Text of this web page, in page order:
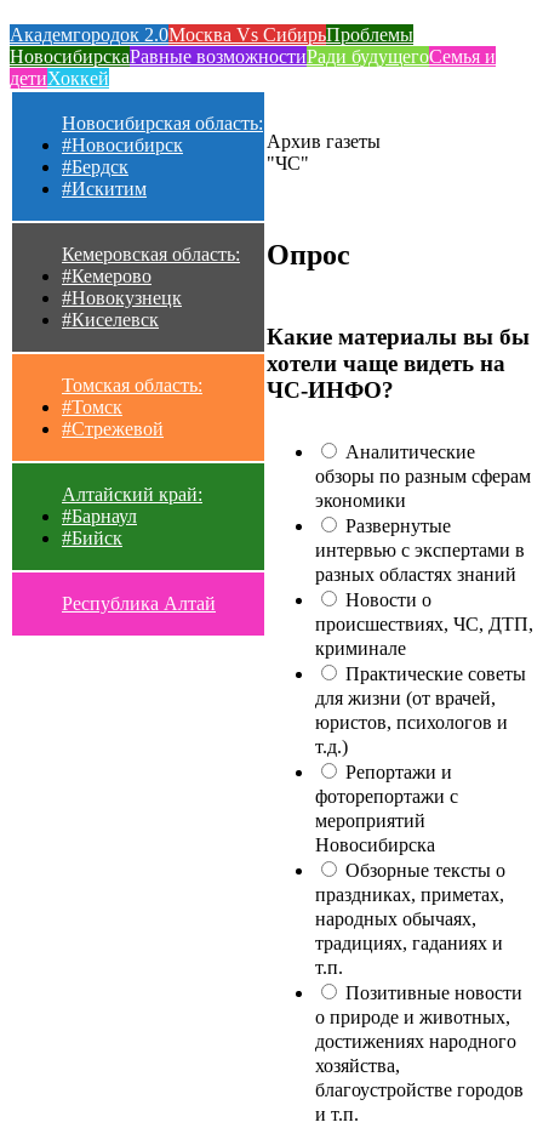
Академгородок 2.0Москва Vs СибирьПроблемы
НовосибирскаРавные возможностиРади будущегоСемья и
детиХоккей
Новосибирская область:
#Новосибирск
#Бердск
#Искитим
Кемеровская область:
#Кемерово
#Новокузнецк
#Киселевск
Томская область:
#Томск
#Стрежевой
Алтайский край:
#Барнаул
#Бийск
Республика Алтай
Архив газеты
"ЧС"
Опрос
Какие материалы вы бы
хотели чаще видеть на
ЧС-ИНФО?
Аналитические
обзоры по разным сферам
экономики
Развернутые
интервью с экспертами в
разных областях знаний
Новости о
происшествиях, ЧС, ДТП,
криминале
Практические советы
для жизни (от врачей,
юристов, психологов и
т.д.)
Репортажи и
фоторепортажи с
мероприятий
Новосибирска
Обзорные тексты о
праздниках, приметах,
народных обычаях,
традициях, гаданиях и
т.п.
Позитивные новости
о природе и животных,
достижениях народного
хозяйства,
благоустройстве городов
и т.п.